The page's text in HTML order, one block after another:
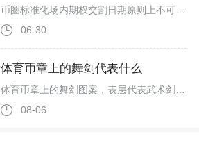
06-30
体育币章上的舞剑代表什么
08-06